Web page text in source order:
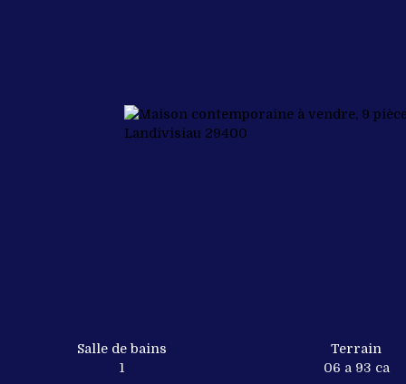
Salle de bains
1
Terrain
06 a 93 ca